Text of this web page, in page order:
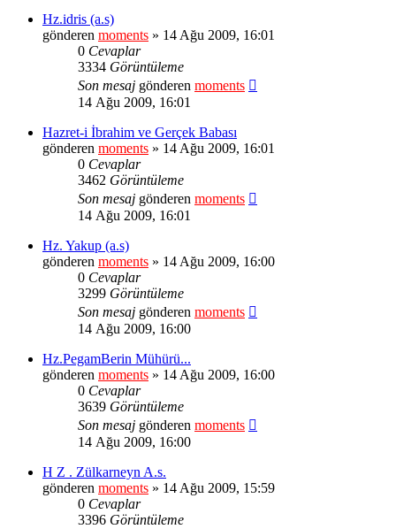
Hz.idris (a.s)
gönderen moments » 14 Ağu 2009, 16:01
0 Cevaplar
3334 Görüntüleme
Son mesaj gönderen moments
14 Ağu 2009, 16:01
Hazret-i İbrahim ve Gerçek Babası
gönderen moments » 14 Ağu 2009, 16:01
0 Cevaplar
3462 Görüntüleme
Son mesaj gönderen moments
14 Ağu 2009, 16:01
Hz. Yakup (a.s)
gönderen moments » 14 Ağu 2009, 16:00
0 Cevaplar
3299 Görüntüleme
Son mesaj gönderen moments
14 Ağu 2009, 16:00
Hz.PegamBerin Mühürü...
gönderen moments » 14 Ağu 2009, 16:00
0 Cevaplar
3639 Görüntüleme
Son mesaj gönderen moments
14 Ağu 2009, 16:00
H Z . Zülkarneyn A.s.
gönderen moments » 14 Ağu 2009, 15:59
0 Cevaplar
3396 Görüntüleme